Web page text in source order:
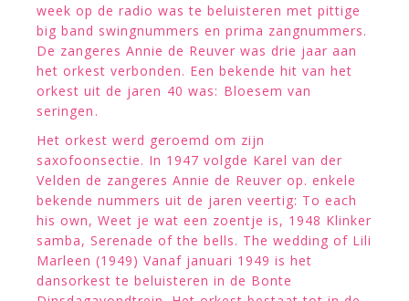
week op de radio was te beluisteren met pittige
big band swingnummers en prima zangnummers.
De zangeres Annie de Reuver was drie jaar aan
het orkest verbonden. Een bekende hit van het
orkest uit de jaren 40 was: Bloesem van
seringen.
Het orkest werd geroemd om zijn
saxofoonsectie. In 1947 volgde Karel van der
Velden de zangeres Annie de Reuver op. enkele
bekende nummers uit de jaren veertig: To each
his own, Weet je wat een zoentje is, 1948 Klinker
samba, Serenade of the bells. The wedding of Lili
Marleen (1949) Vanaf januari 1949 is het
dansorkest te beluisteren in de Bonte